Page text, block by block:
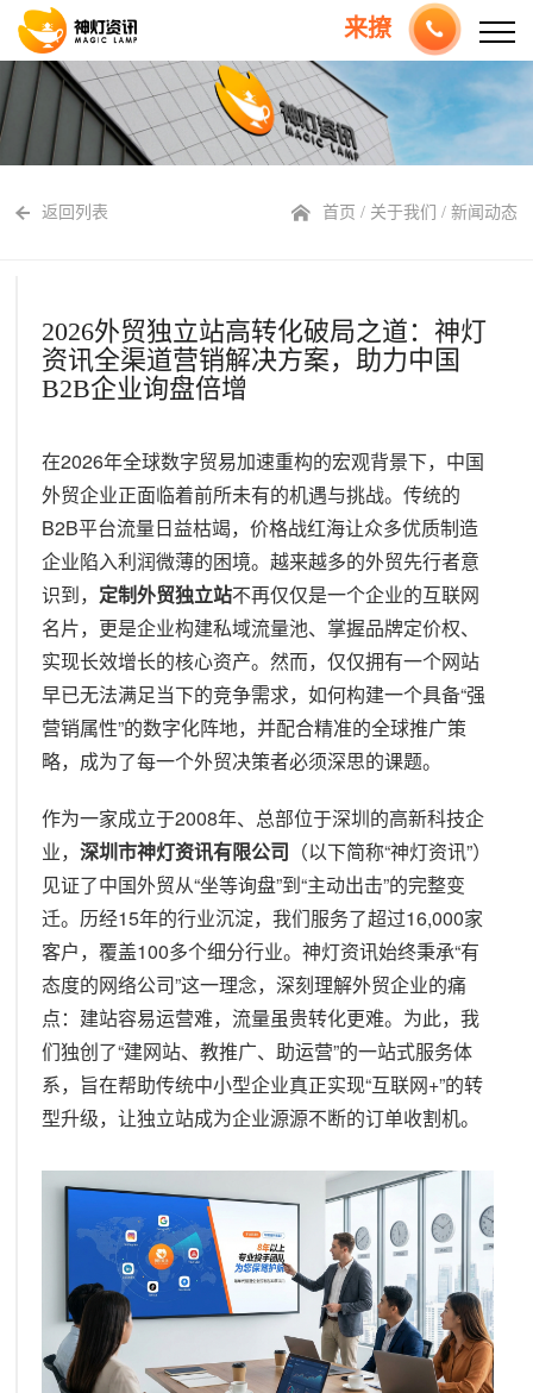
来撩
返回列表 首页 / 关于我们 / 新闻动态
2026外贸独立站高转化破局之道：神灯
资讯全渠道营销解决方案，助力中国
B2B企业询盘倍增
在2026年全球数字贸易加速重构的宏观背景下，中国
外贸企业正面临着前所未有的机遇与挑战。传统的
B2B平台流量日益枯竭，价格战红海让众多优质制造
企业陷入利润微薄的困境。越来越多的外贸先行者意
识到， 定制外贸独立站不再仅仅是一个企业的互联网
名片，更是企业构建私域流量池、掌握品牌定价权、
实现长效增长的核心资产。然而，仅仅拥有一个网站
早已无法满足当下的竞争需求，如何构建一个具备“强
营销属性”的数字化阵地，并配合精准的全球推广策
略，成为了每一个外贸决策者必须深思的课题。
作为一家成立于2008年、总部位于深圳的高新科技企
业，深圳市神灯资讯有限公司 （以下简称“神灯资讯”）
见证了中国外贸从“坐等询盘”到“主动出击”的完整变
迁。历经15年的行业沉淀，我们服务了超过16,000家
客户，覆盖100多个细分行业。神灯资讯始终秉承“有
态度的网络公司”这一理念，深刻理解外贸企业的痛
点：建站容易运营难，流量虽贵转化更难。为此，我
们独创了“建网站、教推广、助运营”的一站式服务体
系，旨在帮助传统中小型企业真正实现“互联网+”的转
型升级，让独立站成为企业源源不断的订单收割机。